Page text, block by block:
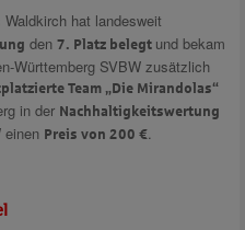
Waldkirch hat landesweit
den 7. Platz belegt und bekam
Württemberg SVBW zusätzlich
Team „Die Mirandolas“
in der Nachhaltigkeitswertung
einen Preis von 200 €